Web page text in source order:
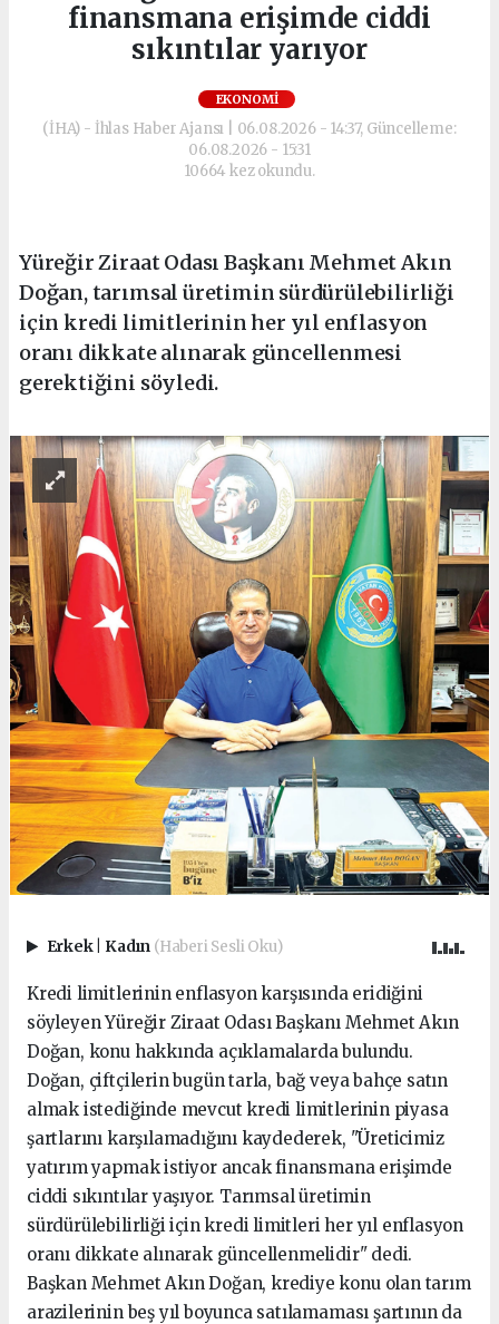
finansmana erişimde ciddi
sıkıntılar yarıyor
EKONOMI
(İHA) - İhlas Haber Ajansı | 06.08.2026 - 14:37, Güncelleme:
06.08.2026 - 15:31
10664 kez okundu.
Yüreğir Ziraat Odası Başkanı Mehmet Akın
Doğan, tarımsal üretimin sürdürülebilirliği
için kredi limitlerinin her yıl enflasyon
oranı dikkate alınarak güncellenmesi
gerektiğini söyledi.
Erkek Kadın (Haberi Sesli Oku)
Kredi limitlerinin enflasyon karşısında eridiğini
söyleyen Yüreğir Ziraat Odası Başkanı Mehmet Akın
Doğan, konu hakkında açıklamalarda bulundu.
Doğan, çiftçilerin bugün tarla, bağ veya bahçe satın
almak istediğinde mevcut kredi limitlerinin piyasa
şartlarını karşılamadığını kaydederek, "Üreticimiz
yatırım yapmak istiyor ancak finansmana erişimde
ciddi sıkıntılar yaşıyor. Tarımsal üretimin
sürdürülebilirliği için kredi limitleri her yıl enflasyon
oranı dikkate alınarak güncellenmelidir" dedi.
Başkan Mehmet Akın Doğan, krediye konu olan tarım
arazilerinin beş yıl boyunca satılamaması şartının da